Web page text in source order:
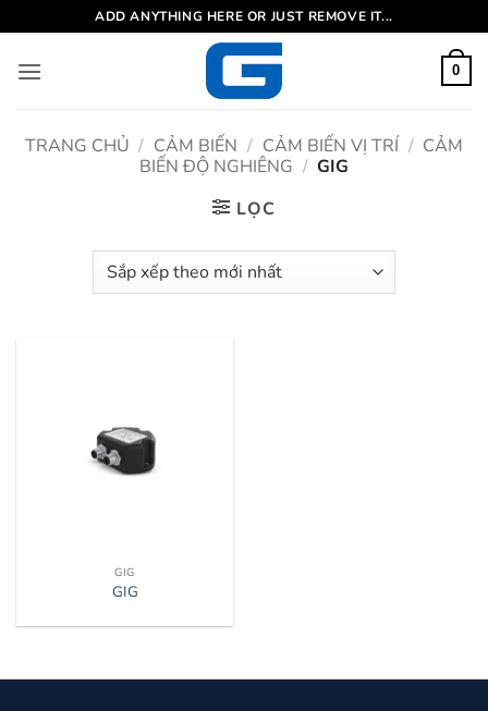
qua
nội
ADD ANYTHING HERE OR JUST REMOVE IT...
0
TRANG CHỦ / CẢM BIẾN / CẢM BIẾN VỊ TRÍ / CẢM
BIẾN ĐỘ NGHIÊNG / GIG
LỌC
GIG
GIG